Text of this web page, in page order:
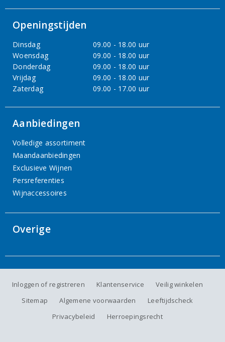
Openingstijden
Dinsdag
09.00 - 18.00 uur
Woensdag
09.00 - 18.00 uur
Donderdag
09.00 - 18.00 uur
Vrijdag
09.00 - 18.00 uur
Zaterdag
09.00 - 17.00 uur
Aanbiedingen
Volledige assortiment
Maandaanbiedingen
Exclusieve Wijnen
Persreferenties
Wijnaccessoires
Overige
Inloggen of registreren Klantenservice
Veilig winkelen
Sitemap
Algemene voorwaarden
Leeftijdscheck
Privacybeleid
Herroepingsrecht